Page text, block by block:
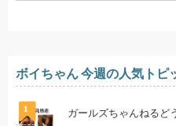
ボイちゃん 今週の人気トピ
1 ガールズちゃんねるど